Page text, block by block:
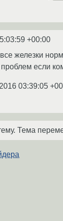
+00:00
железки
если
03:39:05
Тема